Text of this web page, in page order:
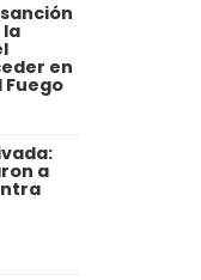
la
en
Fuego
a